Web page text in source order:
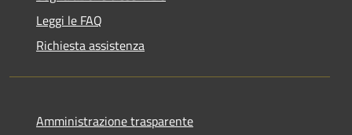
Leggi le FAQ
Richiesta assistenza
Amministrazione trasparente